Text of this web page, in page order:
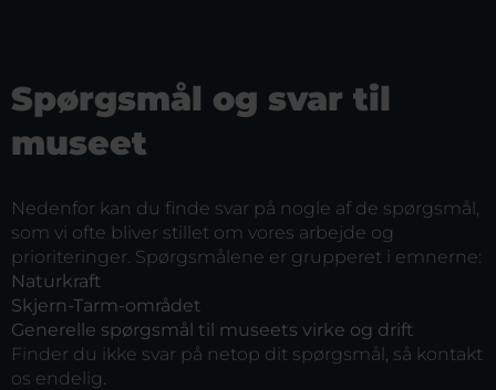
Spørgsmål og svar til
museet
Nedenfor kan du finde svar på nogle af de spørgsmål,
som vi ofte bliver stillet om vores arbejde og
prioriteringer. Spørgsmålene er grupperet i emnerne:
Naturkraft
Skjern-Tarm-området
Generelle spørgsmål til museets virke og drift
Finder du ikke svar på netop dit spørgsmål, så kontakt
os endelig.